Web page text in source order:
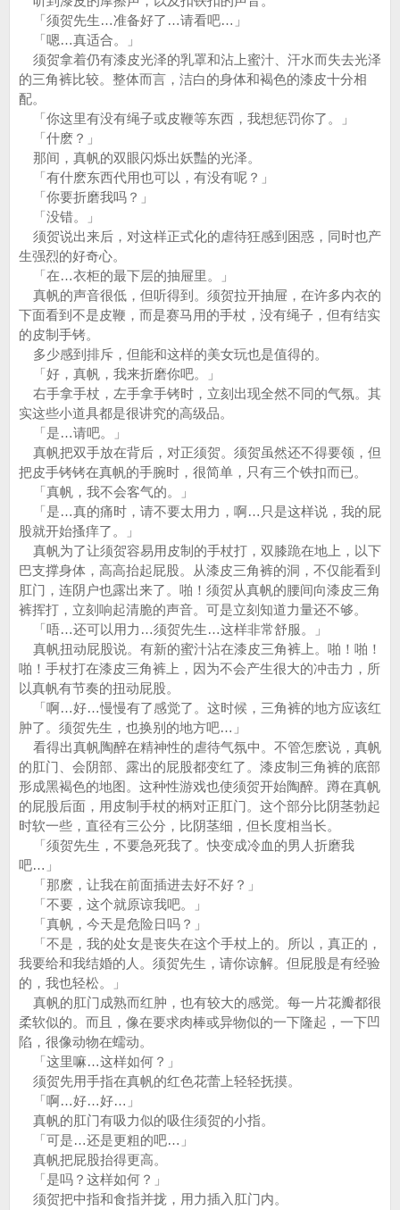
「须贺先生…准备好了…请看吧…」
「嗯…真适合。」
须贺拿着仍有漆皮光泽的乳罩和沾上蜜汁、汗水而失去光泽
的三角裤比较。整体而言，洁白的身体和褐色的漆皮十分相
配。
「你这里有没有绳子或皮鞭等东西，我想惩罚你了。」
「什麽？」
那间，真帆的双眼闪烁出妖豔的光泽。
「有什麽东西代用也可以，有没有呢？」
「你要折磨我吗？」
「没错。」
须贺说出来后，对这样正式化的虐待狂感到困惑，同时也产
生强烈的好奇心。
「在…衣柜的最下层的抽屉里。」
真帆的声音很低，但听得到。须贺拉开抽屉，在许多内衣的
下面看到不是皮鞭，而是赛马用的手杖，没有绳子，但有结实
的皮制手铐。
多少感到排斥，但能和这样的美女玩也是值得的。
「好，真帆，我来折磨你吧。」
右手拿手杖，左手拿手铐时，立刻出现全然不同的气氛。其
实这些小道具都是很讲究的高级品。
「是…请吧。」
真帆把双手放在背后，对正须贺。须贺虽然还不得要领，但
把皮手铐铐在真帆的手腕时，很简单，只有三个铁扣而已。
「真帆，我不会客气的。」
「是…真的痛时，请不要太用力，啊…只是这样说，我的屁
股就开始搔痒了。」
真帆为了让须贺容易用皮制的手杖打，双膝跪在地上，以下
巴支撑身体，高高抬起屁股。从漆皮三角裤的洞，不仅能看到
肛门，连阴户也露出来了。啪！须贺从真帆的腰间向漆皮三角
裤挥打，立刻响起清脆的声音。可是立刻知道力量还不够。
「唔…还可以用力…须贺先生…这样非常舒服。」
真帆扭动屁股说。有新的蜜汁沾在漆皮三角裤上。啪！啪！
啪！手杖打在漆皮三角裤上，因为不会产生很大的冲击力，所
以真帆有节奏的扭动屁股。
「啊…好…慢慢有了感觉了。这时候，三角裤的地方应该红
肿了。须贺先生，也换别的地方吧…」
看得出真帆陶醉在精神性的虐待气氛中。不管怎麽说，真帆
的肛门、会阴部、露出的屁股都变红了。漆皮制三角裤的底部
形成黑褐色的地图。这种性游戏也使须贺开始陶醉。蹲在真帆
的屁股后面，用皮制手杖的柄对正肛门。这个部分比阴茎勃起
时软一些，直径有三公分，比阴茎细，但长度相当长。
「须贺先生，不要急死我了。快变成冷血的男人折磨我
吧…」
「那麽，让我在前面插进去好不好？」
「不要，这个就原谅我吧。」
「真帆，今天是危险日吗？」
「不是，我的处女是丧失在这个手杖上的。所以，真正的，
我要给和我结婚的人。须贺先生，请你谅解。但屁股是有经验
的，我也轻松。」
真帆的肛门成熟而红肿，也有较大的感觉。每一片花瓣都很
柔软似的。而且，像在要求肉棒或异物似的一下隆起，一下凹
陷，很像动物在蠕动。
「这里嘛…这样如何？」
须贺先用手指在真帆的红色花蕾上轻轻抚摸。
「啊…好…好…」
真帆的肛门有吸力似的吸住须贺的小指。
「可是…还是更粗的吧…」
真帆把屁股抬得更高。
「是吗？这样如何？」
须贺把中指和食指并拢，用力插入肛门内。